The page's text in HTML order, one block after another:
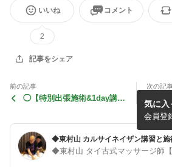
いいね
2
コメント
記事をシェア
前の記事
◯【特別出張施術&1day講習
次の記
○エオ
本
様よ
気に入
会員登